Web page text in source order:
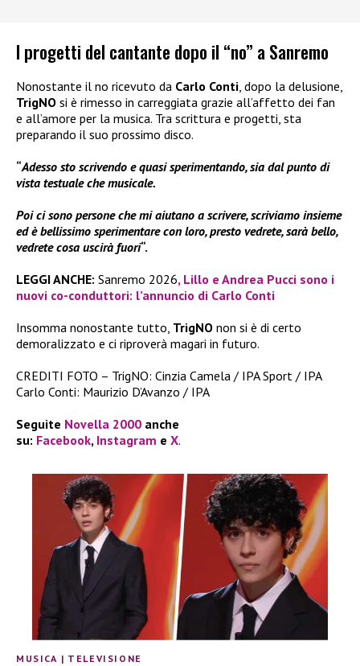
I progetti del cantante dopo il “no” a Sanremo
Nonostante il no ricevuto da Carlo Conti , dopo la delusione,
TrigNO si è rimesso in carreggiata grazie all’affetto dei fan
e all’amore per la musica. Tra scrittura e progetti, sta
preparando il suo prossimo disco.
“Adesso sto scrivendo e quasi sperimentando, sia dal punto di
vista testuale che musicale.
Poi ci sono persone che mi aiutano a scrivere, scriviamo insieme
ed è bellissimo sperimentare con loro, presto vedrete, sarà bello,
vedrete cosa uscirà fuori“.
LEGGI ANCHE: Sanremo 2026, Lillo e Andrea Pucci sono i
nuovi co-conduttori: l’annuncio di Carlo Conti
Insomma nonostante tutto, TrigNO non si è di certo
demoralizzato e ci riproverà magari in futuro.
CREDITI FOTO – TrigNO: Cinzia Camela / IPA Sport / IPA
Carlo Conti: Maurizio D’Avanzo / IPA
Seguite Novella 2000 anche
su: Facebook, Instagram e X.
MUSICA | TELEVISIONE